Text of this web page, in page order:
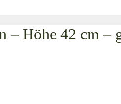
– Höhe 42 cm –